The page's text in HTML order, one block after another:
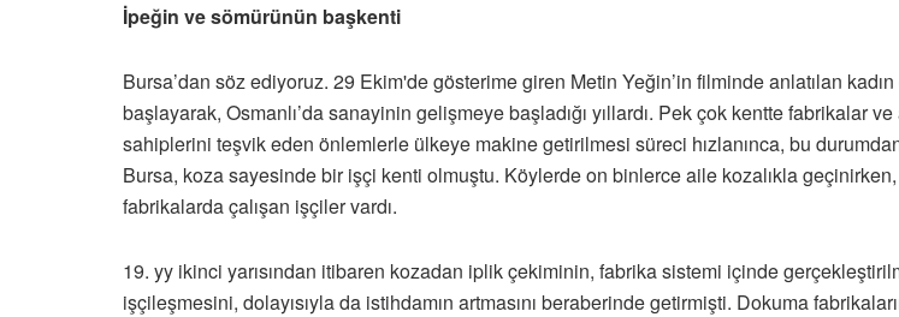
İpeğin ve sömürünün başkenti
Bursa’dan söz ediyoruz. 29 Ekim'de gösterime giren Metin Yeğin’in filminde anlatılan
başlayarak, Osmanlı’da sanayinin gelişmeye başladığı yıllardı. Pek çok kentte fabrikalar
sahiplerini teşvik eden önlemlerle ülkeye makine getirilmesi süreci hızlanınca, bu
Bursa, koza sayesinde bir işçi kenti olmuştu. Köylerde on binlerce aile kozalıkla
fabrikalarda çalışan işçiler vardı.
19. yy ikinci yarısından itibaren kozadan iplik çekiminin, fabrika sistemi içinde
işçileşmesini, dolayısıyla da istihdamın artmasını beraberinde getirmişti. Dokuma